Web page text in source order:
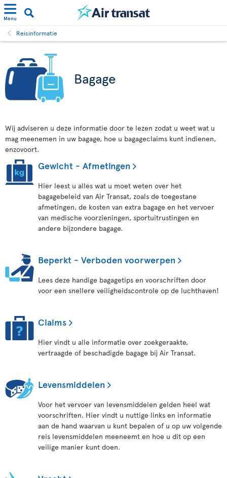
Menu
Reisinformatie
Bagage
Wij adviseren u deze informatie door te lezen zodat u weet wat u
mag meenemen in uw bagage, hoe u bagageclaims kunt indienen,
enzovoort.
Gewicht - Afmetingen
Hier leest u alles wat u moet weten over het
bagagebeleid van Air Transat, zoals de toegestane
afmetingen, de kosten van extra bagage en het vervoer
van medische voorzieningen, sportuitrustingen en
andere bijzondere bagage.
Beperkt - Verboden voorwerpen
Lees deze handige bagagetips en voorschriften door
voor een snellere veiligheidscontrole op de luchthaven!
Claims
Hier vindt u alle informatie over zoekgeraakte,
vertraagde of beschadigde bagage bij Air Transat.
Levensmiddelen
Voor het vervoer van levensmiddelen gelden heel wat
voorschriften. Hier vindt u nuttige links en informatie
aan de hand waarvan u kunt bepalen of u op uw volgende
reis levensmiddelen meeneemt en hoe u dit op een
veilige manier kunt doen.